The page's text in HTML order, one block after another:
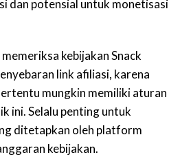
dan potensial untuk monetisasi
kebijakan Snack
link afiliasi, karena
mungkin memiliki aturan
ini. Selalu penting untuk
ditetapkan oleh platform
kebijakan.